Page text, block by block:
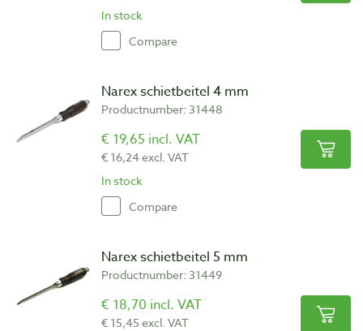
In stock
Compare
Narex schietbeitel 4 mm
Productnumber: 31448
€ 19,65 incl. VAT
€ 16,24 excl. VAT
In stock
Compare
Narex schietbeitel 5 mm
Productnumber: 31449
€ 18,70 incl. VAT
€ 15,45 excl. VAT